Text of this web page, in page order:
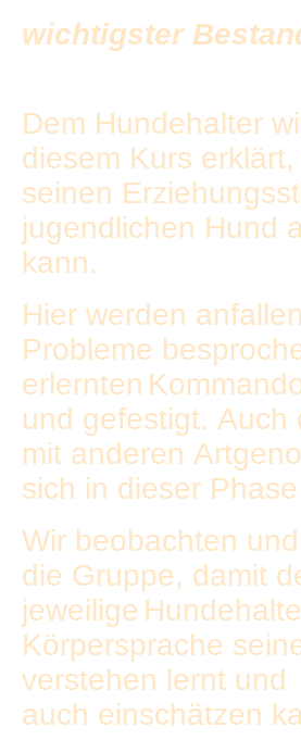
wichtigster
Dem Hundehalter
diesem Kurs
seinen
jugendlichen Hund
kann.
Hier werden
Probleme
erlernten
und gefestigt. Auch
mit anderen
sich in dieser
Wir beobachten
die Gruppe, damit
jeweilige
Körpersprache
verstehen lernt und
auch einschätzen